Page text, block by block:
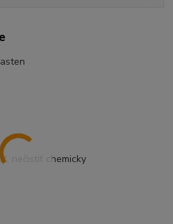
nečistiť chemicky